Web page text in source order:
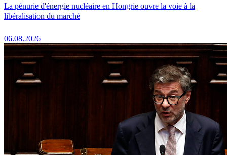
La pénurie d'énergie nucléaire en Hongrie ouvre la voie à la
libéralisation du marché
06.08.2026